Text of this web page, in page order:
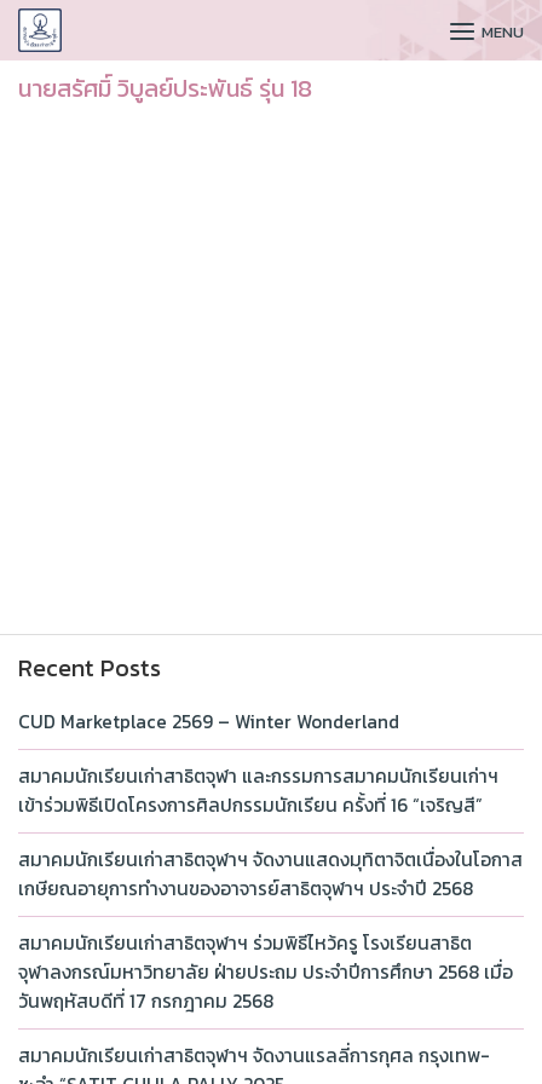
CUDAA MENU
นายสรัศมิ์ วิบูลย์ประพันธ์ รุ่น 18
Recent Posts
CUD Marketplace 2569 – Winter Wonderland
สมาคมนักเรียนเก่าสาธิตจุฬา และกรรมการสมาคมนักเรียนเก่าฯ
เข้าร่วมพิธีเปิดโครงการศิลปกรรมนักเรียน ครั้งที่ 16 “เจริญสี”
สมาคมนักเรียนเก่าสาธิตจุฬาฯ จัดงานแสดงมุทิตาจิตเนื่องในโอกาส
เกษียณอายุการทำงานของอาจารย์สาธิตจุฬาฯ ประจำปี 2568
สมาคมนักเรียนเก่าสาธิตจุฬาฯ ร่วมพิธีไหว้ครู โรงเรียนสาธิต
จุฬาลงกรณ์มหาวิทยาลัย ฝ่ายประถม ประจำปีการศึกษา 2568 เมื่อ
วันพฤหัสบดีที่ 17 กรกฎาคม 2568
สมาคมนักเรียนเก่าสาธิตจุฬาฯ จัดงานแรลลี่การกุศล กรุงเทพ-